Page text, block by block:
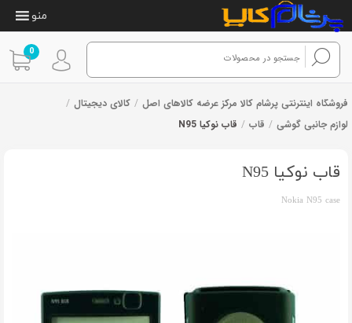
0
منو
فروشگاه اینترنتی پرشام کالا مرکز عرضه کالاهای اصل / کالای دیجیتال /
لوازم جانبی گوشی / قاب / قاب نوکیا N95
قاب نوکیا N95
Nokia N95 case